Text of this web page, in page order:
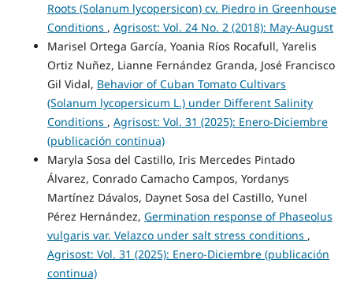
Roots (Solanum lycopersicon) cv. Piedro in Greenhouse
Conditions , Agrisost: Vol. 24 No. 2 (2018): May-August
Marisel Ortega García, Yoania Ríos Rocafull, Yarelis
Ortiz Nuñez, Lianne Fernández Granda, José Francisco
Gil Vidal, Behavior of Cuban Tomato Cultivars
(Solanum lycopersicum L.) under Different Salinity
Conditions , Agrisost: Vol. 31 (2025): Enero-Diciembre
(publicación continua)
Maryla Sosa del Castillo, Iris Mercedes Pintado
Álvarez, Conrado Camacho Campos, Yordanys
Martínez Dávalos, Daynet Sosa del Castillo, Yunel
Pérez Hernández, Germination response of Phaseolus
vulgaris var. Velazco under salt stress conditions ,
Agrisost: Vol. 31 (2025): Enero-Diciembre (publicación
continua)